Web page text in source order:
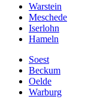
Warstein
Meschede
Iserlohn
Hameln
Soest
Beckum
Oelde
Warburg